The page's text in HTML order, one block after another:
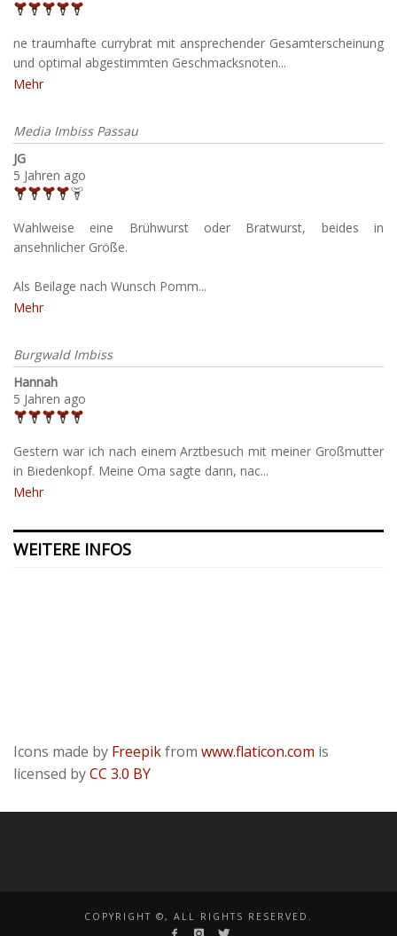
ne traumhafte currybrat mit ansprechender Gesamterscheinung
und optimal abgestimmten Geschmacksnoten...
Mehr
Media Imbiss Passau
JG
5 Jahren ago
Wahlweise eine Brühwurst oder Bratwurst, beides in
ansehnlicher Größe.
Als Beilage nach Wunsch Pomm...
Mehr
Burgwald Imbiss
Hannah
5 Jahren ago
Gestern war ich nach einem Arztbesuch mit meiner Großmutter
in Biedenkopf. Meine Oma sagte dann, nac...
Mehr
WEITERE INFOS
Icons made by Freepikfrom www.flaticon.com is
licensed byCC 3.0 BY
COPYRIGHT ©, ALL RIGHTS RESERVED.